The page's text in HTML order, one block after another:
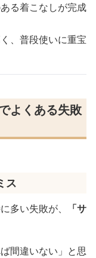
る着こなしが完成
、普段使いに重宝
よくある失敗
ス
多い失敗が、
「サ
間違いない」と思